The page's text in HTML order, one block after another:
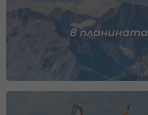
в планината